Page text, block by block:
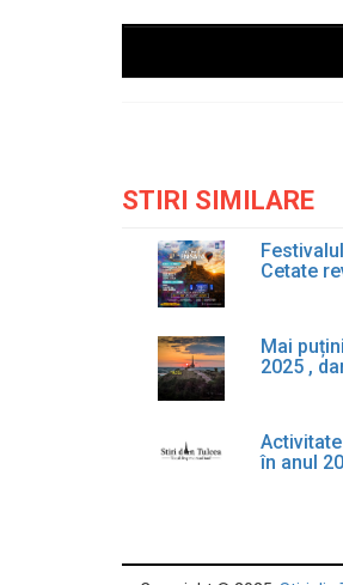
STIRI SIMILARE
Cetate
Mai
2025 ,
în anul